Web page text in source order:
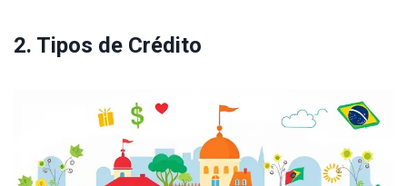
2. Tipos de Crédito